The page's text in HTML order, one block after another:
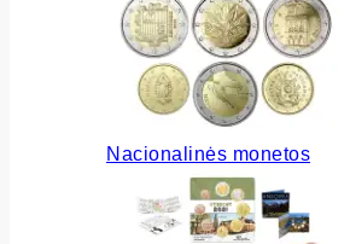
Nacionalinės monetos